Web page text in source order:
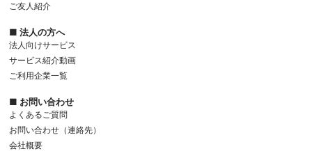
ご友人紹介
■ 法人の方へ
法人向けサービス
サービス紹介動画
ご利用企業一覧
■ お問い合わせ
よくあるご質問
お問い合わせ（連絡先）
会社概要